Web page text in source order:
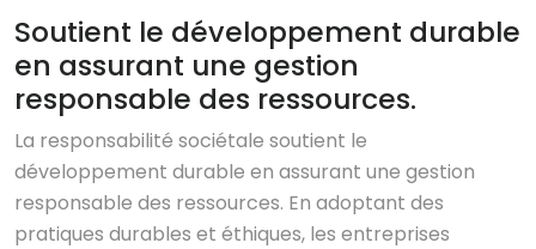
Soutient le développement durable
en assurant une gestion
responsable des ressources.
La responsabilité sociétale soutient le
développement durable en assurant une gestion
responsable des ressources. En adoptant des
pratiques durables et éthiques, les entreprises